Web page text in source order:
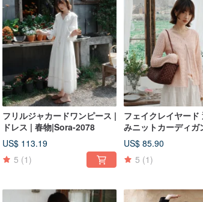
フリルジャカードワンピース |
ドレス | 春物|Sora-2078
US$ 113.19
5 (1)
フェイクレイヤード
みニットカーディガ
ト | 2 色 | 春物 |
US$ 85.90
5 (1)